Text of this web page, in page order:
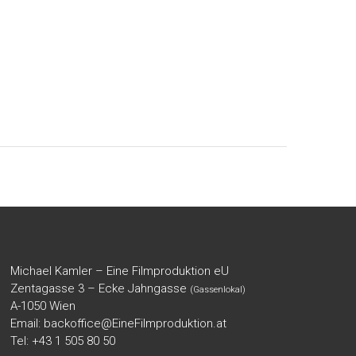
Michael Kamler – Eine Filmproduktion eU
Zentagasse 3 – Ecke Jahngasse (Gassenlokal)
A-1050 Wien
Email: backoffice@EineFilmproduktion.at
Tel: +43 1 505 80 50